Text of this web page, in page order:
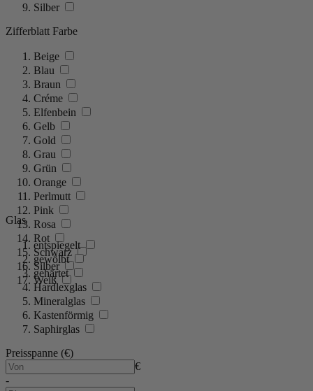
Silber
Zifferblatt Farbe
Beige
Blau
Braun
Créme
Elfenbein
Gelb
Gold
Grau
Grün
Orange
Perlmutt
Pink
Rosa
Rot
Schwarz
Silber
Weiß
Glas
entspiegelt
gewölbt
gehärtet
Hardlexglas
Mineralglas
Kastenförmig
Saphirglas
Preisspanne (€)
€
-